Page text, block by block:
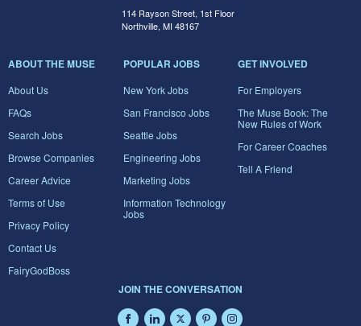
114 Rayson Street, 1st Floor
Northville, MI 48167
ABOUT THE MUSE
About Us
FAQs
Search Jobs
Browse Companies
Career Advice
Terms of Use
Privacy Policy
Contact Us
FairyGodBoss
POPULAR JOBS
New York Jobs
San Francisco Jobs
Seattle Jobs
Engineering Jobs
Marketing Jobs
Information Technology
Jobs
GET INVOLVED
For Employers
The Muse Book: The
New Rules of Work
For Career Coaches
Tell A Friend
JOIN THE CONVERSATION